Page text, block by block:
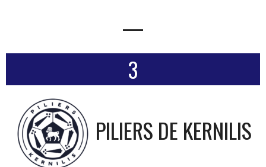
—
3
PILIERS DE KERNILIS